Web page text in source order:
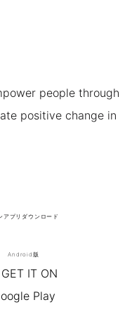
people through
positive change in
アプリ ダウンロード
Android版